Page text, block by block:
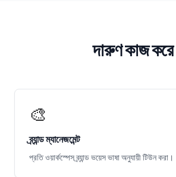
দারুণ কাজ করে
🎨
ব্র্যান্ড ম্যানেজমেন্ট
প্রতি ওয়ার্কস্পেস ব্র্যান্ড ভয়েস ভাষা অনুযায়ী টিউন করা।